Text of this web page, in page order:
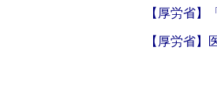
【厚労省】
【厚労省】